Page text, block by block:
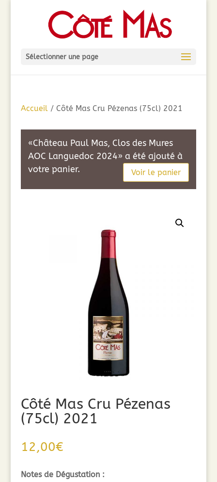
Sélectionner une page
Accueil/ Côté Mas Cru Pézenas (75cl) 2021
«Château Paul Mas, Clos des Mures
AOC Languedoc 2024» a été ajouté à
votre panier.
Voir le panier
Côté Mas Cru Pézenas
(75cl) 2021
12,00€
Notes de Dégustation :